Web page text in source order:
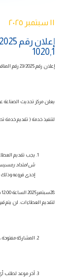
١١ سبتمبر ٢٠٢٥
1020,1
إعلان رقم 23/2025 رقم
يعلن مركز تحديث الصناعة
لتنفيذ خدمة ( تقديم خدمة
يجب تقديم
ش امتداد رمسيس ابراج
إحدى فروعه وذلك
28سبتمبر2025 الساعة12:00 ظهرا،
لتقديم العطاءات. لن يتم
المشاركة مفتوحة
آخر موعد لطلب